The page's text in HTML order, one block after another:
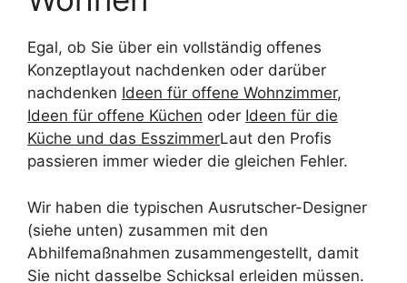
Egal, ob Sie über ein vollständig offenes
Konzeptlayout nachdenken oder darüber
nachdenken Ideen für offene Wohnzimmer,
Ideen für offene Küchen oder Ideen für die
Küche und das EsszimmerLaut den Profis
passieren immer wieder die gleichen Fehler.
Wir haben die typischen Ausrutscher-Designer
(siehe unten) zusammen mit den
Abhilfemaßnahmen zusammengestellt, damit
Sie nicht dasselbe Schicksal erleiden müssen.